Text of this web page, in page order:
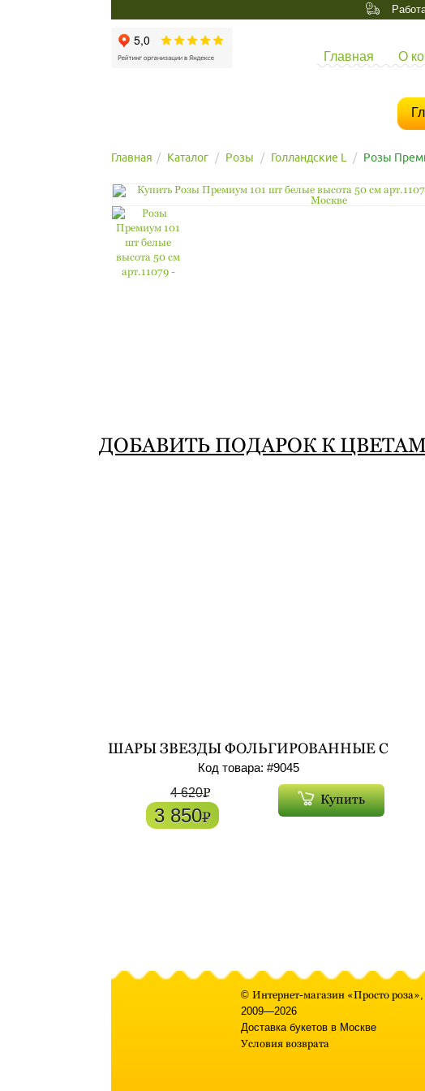
Главная О
Главная Каталог Розы Голландские L Розы
ДОБАВИТЬ ПОДАРОК К ЦВЕТАМ
ШАРЫ ЗВЕЗДЫ ФОЛЬГИРОВАННЫЕ С
ГЕЛИЕМ 7ШТ АРТ. 9045
Код товара: #9045
4 620P
3 850P
Купить
© Интернет-магазин «Просто роза»,
2009—2026
Доставка букетов в Москве
Условия возврата